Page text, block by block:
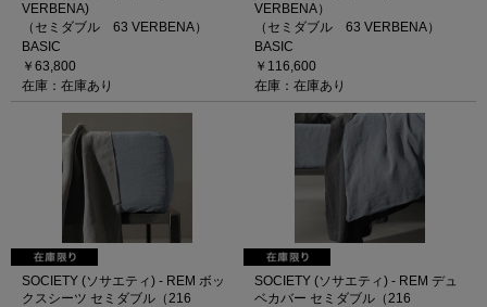
VERBENA)
（セミダブル 63 VERBENA）
BASIC
￥63,800
在庫：在庫あり
VERBENA）
（セミダブル 63 VERBENA）
BASIC
￥116,600
在庫：在庫あり
SOCIETY (ソサエティ) - REM ボッ
クスシーツ セミダブル（216
SOCIETY (ソサエティ) - REM デュ
ベカバー セミダブル（216